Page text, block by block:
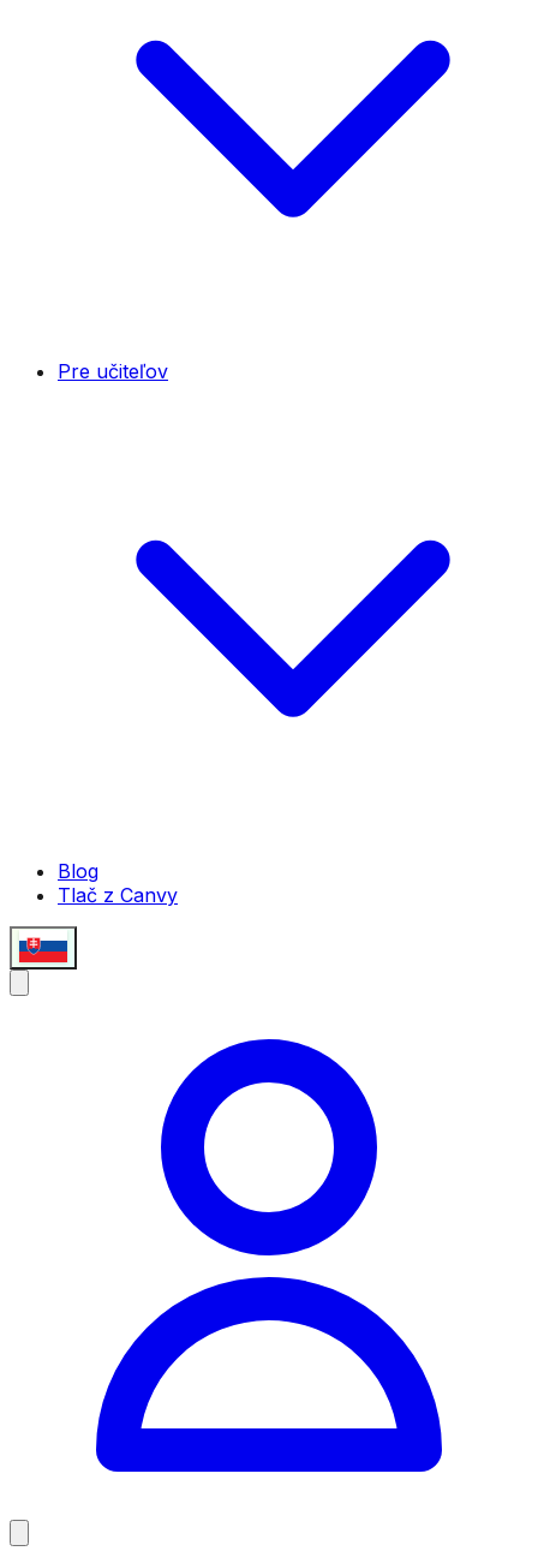
Pre učiteľov
Blog
Tlač z Canvy